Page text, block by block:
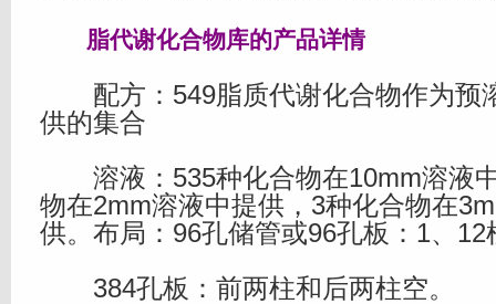
脂代谢化合物库的产品详情
配方：549脂质代谢化合物作为预
供的集合
溶液：535种化合物在10mm溶液
物在2mm溶液中提供，3种化合物在
供。布局：96孔储管或96孔板：1、12
384孔板：前两柱和后两柱空。